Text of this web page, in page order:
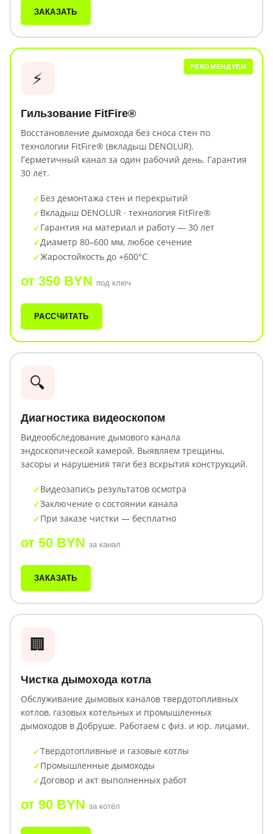
ЗАКАЗАТЬ
РЕКОМЕНДУЕМ
⚡
Гильзование FitFire®
Восстановление дымохода без сноса стен по
технологии FitFire® (вкладыш DENOLUR).
Герметичный канал за один рабочий день. Гарантия
30 лет.
Без демонтажа стен и перекрытий
Вкладыш DENOLUR · технология FitFire®
Гарантия на материал и работу — 30 лет
Диаметр 80–600 мм, любое сечение
Жаростойкость до +600°C
от 350 BYN под ключ
РАССЧИТАТЬ
🔍
Диагностика видеоскопом
Видеообследование дымового канала
эндоскопической камерой. Выявляем трещины,
засоры и нарушения тяги без вскрытия конструкций.
Видеозапись результатов осмотра
Заключение о состоянии канала
При заказе чистки — бесплатно
от 50 BYN за канал
ЗАКАЗАТЬ
🏢
Чистка дымохода котла
Обслуживание дымовых каналов твердотопливных
котлов, газовых котельных и промышленных
дымоходов в Добруше. Работаем с физ. и юр. лицами.
Твердотопливные и газовые котлы
Промышленные дымоходы
Договор и акт выполненных работ
от 90 BYN за котёл